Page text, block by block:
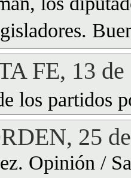
FE, 13
los partidos
25
Opinión /